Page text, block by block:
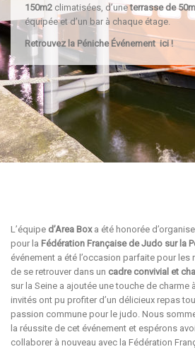
150m2 climatisées, d’uneterrasse de
équipée et d’un bar à chaque étage.
Retrouvez la Péniche Événementici!
L’équipe d’Area Boxa été honorée
pour la Fédération Française de Judo sur la
événement a été l’occasion parfaite pour les
de se retrouver dans un cadre convivial et
sur la Seine a ajoutée une touche de charme
invités ont pu profiter d’un délicieux repas
passion commune pour le judo. Nous
la réussite de cet événement et espérons
collaborer à nouveau avec la Fédération